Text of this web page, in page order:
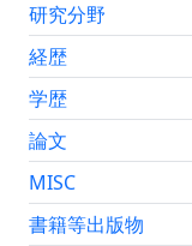
研究分野
経歴
学歴
論文
MISC
書籍等出版物